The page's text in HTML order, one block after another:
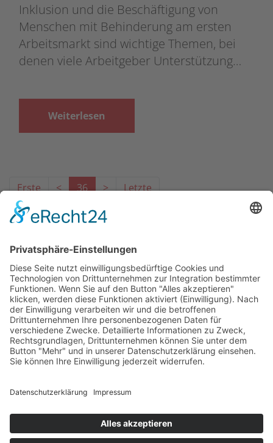
Inklusion und die Beschäftigung von
Menschen mit Behinderung am ersten
Arbeitsmarkt sind wichtige Themen, bei
denen viele Arbeitgeber Unterstützung…
Weiterlesen
Erste < 36 > Letzte
Das Projekt zur Implementierung der Einheitlichen
Ansprechstellen für Arbeitgeber gemäß § 185a SGB IX in
Hessen wird gefördert aus Mitteln des LWV Hessen
Integrationsamtes. Das Projekt wird unter Einbindung
des Hessischen Ministeriums für Arbeit, Integration,
Jugend und Soziales von der Forschungsstelle des
Bildungswerks der Hessischen Wirtschaft e. V.
durchgeführt.